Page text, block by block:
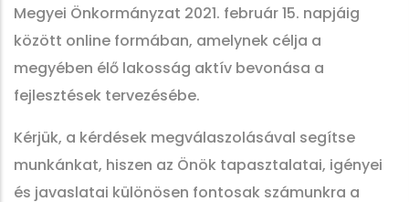
Megyei Önkormányzat 2021. február 15. napjáig
között online formában, amelynek célja a
megyében élő lakosság aktív bevonása a
fejlesztések tervezésébe.
Kérjük, a kérdések megválaszolásával segítse
munkánkat, hiszen az Önök tapasztalatai, igényei
és javaslatai különösen fontosak számunkra a